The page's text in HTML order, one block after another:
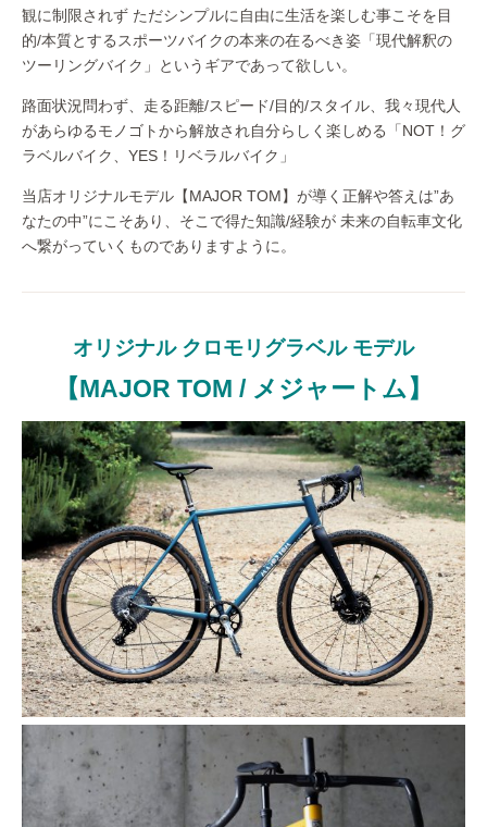
観に制限されず ただシンプルに自由に生活を楽しむ事こそを目
的/本質とするスポーツバイクの本来の在るべき姿「現代解釈の
ツーリングバイク」というギアであって欲しい。
路面状況問わず、走る距離/スピード/目的/スタイル、我々現代人
があらゆるモノゴトから解放され自分らしく楽しめる「NOT！グ
ラベルバイク、YES！リベラルバイク」
当店オリジナルモデル【MAJOR TOM】が導く正解や答えは”あ
なたの中”にこそあり、そこで得た知識/経験が 未来の自転車文化
へ繋がっていくものでありますように。
オリジナル クロモリグラベル モデル
【MAJOR TOM / メジャートム】